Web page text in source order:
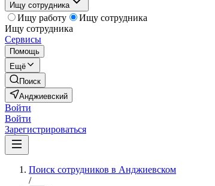
Ищу сотрудника
Ищу работу
Ищу сотрудника
Ищу сотрудника
Сервисы
Помощь
Ещё
Поиск
Анджиевский
Войти
Войти
Зарегистрироваться
Поиск сотрудников в Анджиевском
/